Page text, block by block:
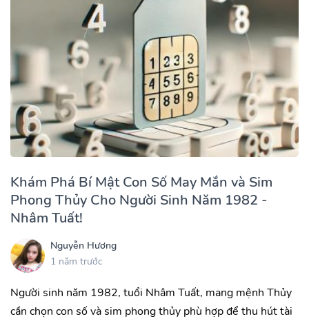
Khám Phá Bí Mật Con Số May Mắn và Sim
Phong Thủy Cho Người Sinh Năm 1982 -
Nhâm Tuất!
Nguyễn Hương
1 năm trước
Người sinh năm 1982, tuổi Nhâm Tuất, mang mệnh Thủy
cần chọn con số và sim phong thủy phù hợp để thu hút tài